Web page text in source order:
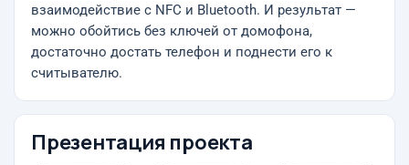
взаимодействие с NFC и Bluetooth. И результат —
можно обойтись без ключей от домофона,
достаточно достать телефон и поднести его к
считывателю.
Презентация проекта